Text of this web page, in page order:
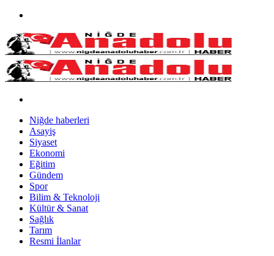
Niğde haberleri
Asayiş
Siyaset
Ekonomi
Eğitim
Gündem
Spor
Bilim & Teknoloji
Kültür & Sanat
Sağlık
Tarım
Resmi İlanlar